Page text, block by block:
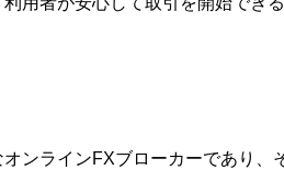
ンラインFXブローカーであり